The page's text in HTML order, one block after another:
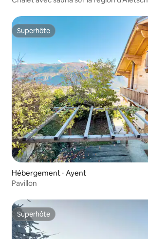
Superhôte
Superhôte
Hébergement ⋅ Ayent
Pavillon
Superhôte
Superhôte